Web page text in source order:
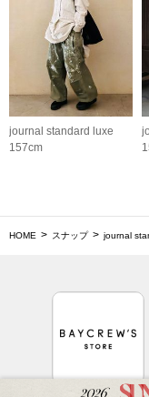
journal standard luxe
157cm
HOME スナップ journal